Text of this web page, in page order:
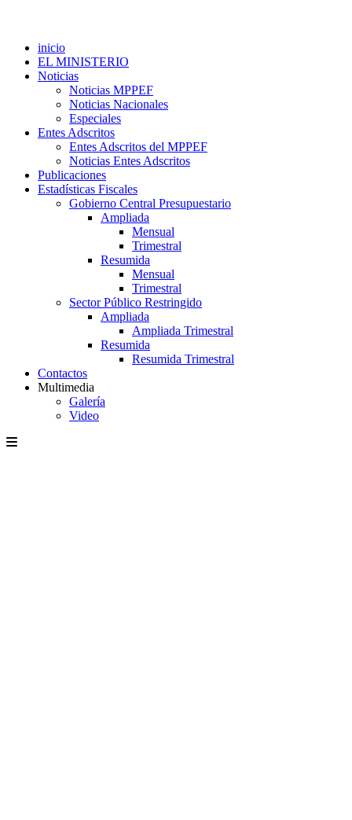
inicio
EL MINISTERIO
Noticias
Noticias MPPEF
Noticias Nacionales
Especiales
Entes Adscritos
Entes Adscritos del MPPEF
Noticias Entes Adscritos
Publicaciones
Estadísticas Fiscales
Gobierno Central Presupuestario
Ampliada
Mensual
Trimestral
Resumida
Mensual
Trimestral
Sector Público Restringido
Ampliada
Ampliada Trimestral
Resumida
Resumida Trimestral
Contactos
Multimedia
Galería
Video